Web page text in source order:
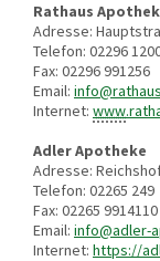
Rathaus
Adresse:
Telefon: 02296
Fax: 02296 991256
Email:
Internet: www
Adler Apotheke
Adresse:
Telefon: 02265 249
Fax: 02265 9914110
Email: info@adler-
Internet: https://